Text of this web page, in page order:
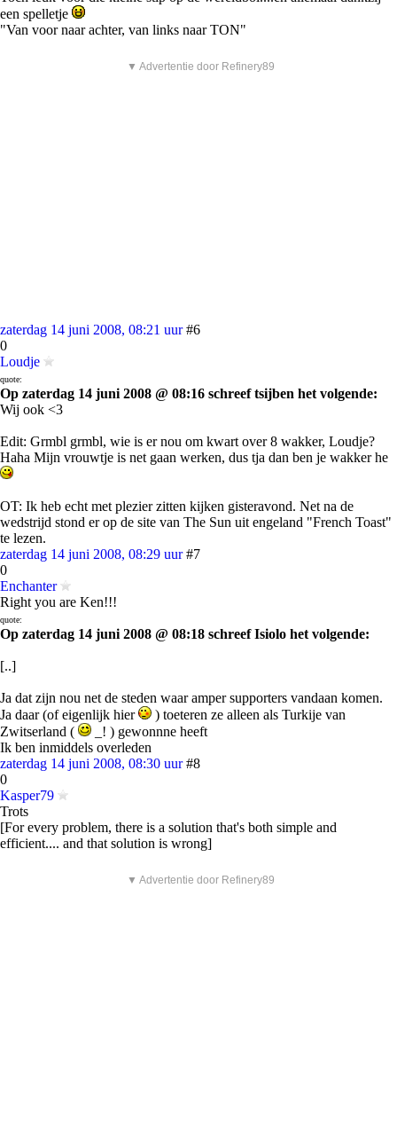
een spelletje
"Van voor naar achter, van links naar TON"
▼ Advertentie door Refinery89
zaterdag 14 juni 2008, 08:21 uur #6
0
Loudje
quote:
Op zaterdag 14 juni 2008 @ 08:16 schreef tsijben het volgende:
Wij ook <3
Edit: Grmbl grmbl, wie is er nou om kwart over 8 wakker, Loudje?
Haha Mijn vrouwtje is net gaan werken, dus tja dan ben je wakker he
OT: Ik heb echt met plezier zitten kijken gisteravond. Net na de
wedstrijd stond er op de site van The Sun uit engeland "French Toast"
te lezen.
zaterdag 14 juni 2008, 08:29 uur #7
0
Enchanter
Right you are Ken!!!
quote:
Op zaterdag 14 juni 2008 @ 08:18 schreef Isiolo het volgende:
[..]
Ja dat zijn nou net de steden waar amper supporters vandaan komen.
Ja daar (of eigenlijk hier
) toeteren ze alleen als Turkije van
Zwitserland (
_! ) gewonnne heeft
Ik ben inmiddels overleden
zaterdag 14 juni 2008, 08:30 uur #8
0
Kasper79
Trots
[For every problem, there is a solution that's both simple and
efficient.... and that solution is wrong]
▼ Advertentie door Refinery89